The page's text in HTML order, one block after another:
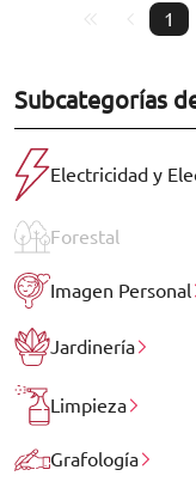
1
Subcategorías
Electricidad y
Forestal
Imagen Personal
Jardinería
Limpieza
Grafología